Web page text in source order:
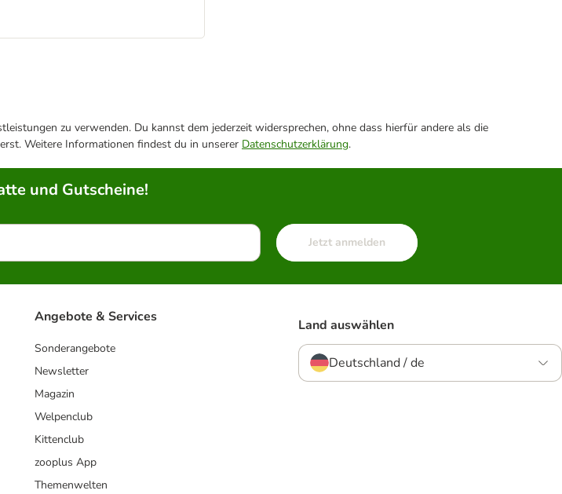
zu verwenden. Du kannst dem jederzeit widersprechen, ohne dass hierfür andere als die
Weitere Informationen findest du in unserer Datenschutzerklärung.
und Gutscheine!
Jetzt anmelden
Angebote & Services
Sonderangebote
Newsletter
Magazin
Welpenclub
Kittenclub
zooplus App
Themenwelten
Land auswählen
Deutschland / de